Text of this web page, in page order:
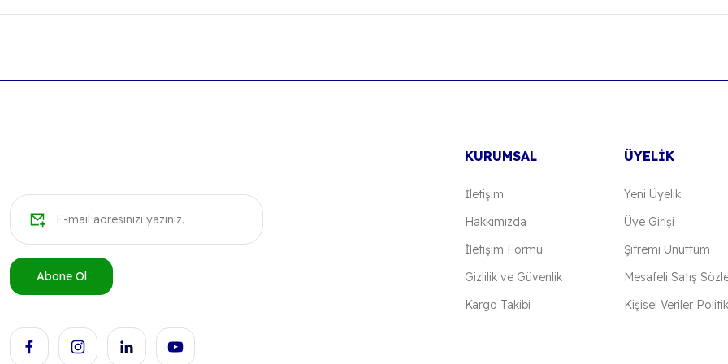
Abone Ol
KURUMSAL
İletişim
Hakkımızda
İletişim Formu
Gizlilik ve Güvenlik
Kargo Takibi
ÜYELİK
Yeni Üyelik
Üye Girişi
Şifremi Unuttum
Mesafeli Satış
Kişisel Veriler